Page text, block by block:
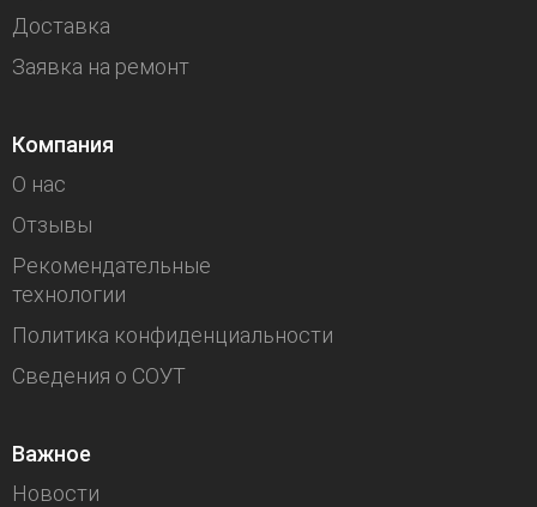
Доставка
Заявка на ремонт
Компания
О нас
Отзывы
Рекомендательные
технологии
Политика конфиденциальности
Сведения о СОУТ
Важное
Новости